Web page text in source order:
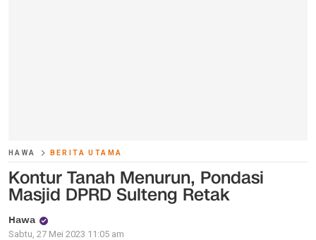
HAWA BERITA UTAMA
Kontur Tanah Menurun, Pondasi
Masjid DPRD Sulteng Retak
Hawa
Sabtu, 27 Mei 2023 11:05 am